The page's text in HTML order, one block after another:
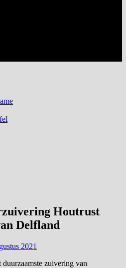
Houtrust
Delfland
2021
zuivering van